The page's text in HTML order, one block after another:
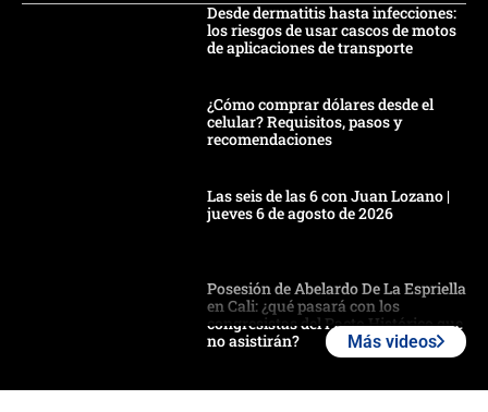
Desde dermatitis hasta infecciones:
los riesgos de usar cascos de motos
de aplicaciones de transporte
¿Cómo comprar dólares desde el
celular? Requisitos, pasos y
recomendaciones
Las seis de las 6 con Juan Lozano |
jueves 6 de agosto de 2026
Posesión de Abelardo De La Espriella
en Cali: ¿qué pasará con los
congresistas del Pacto Histórico que
no asistirán?
crece el pulso por la elección del
Más videos